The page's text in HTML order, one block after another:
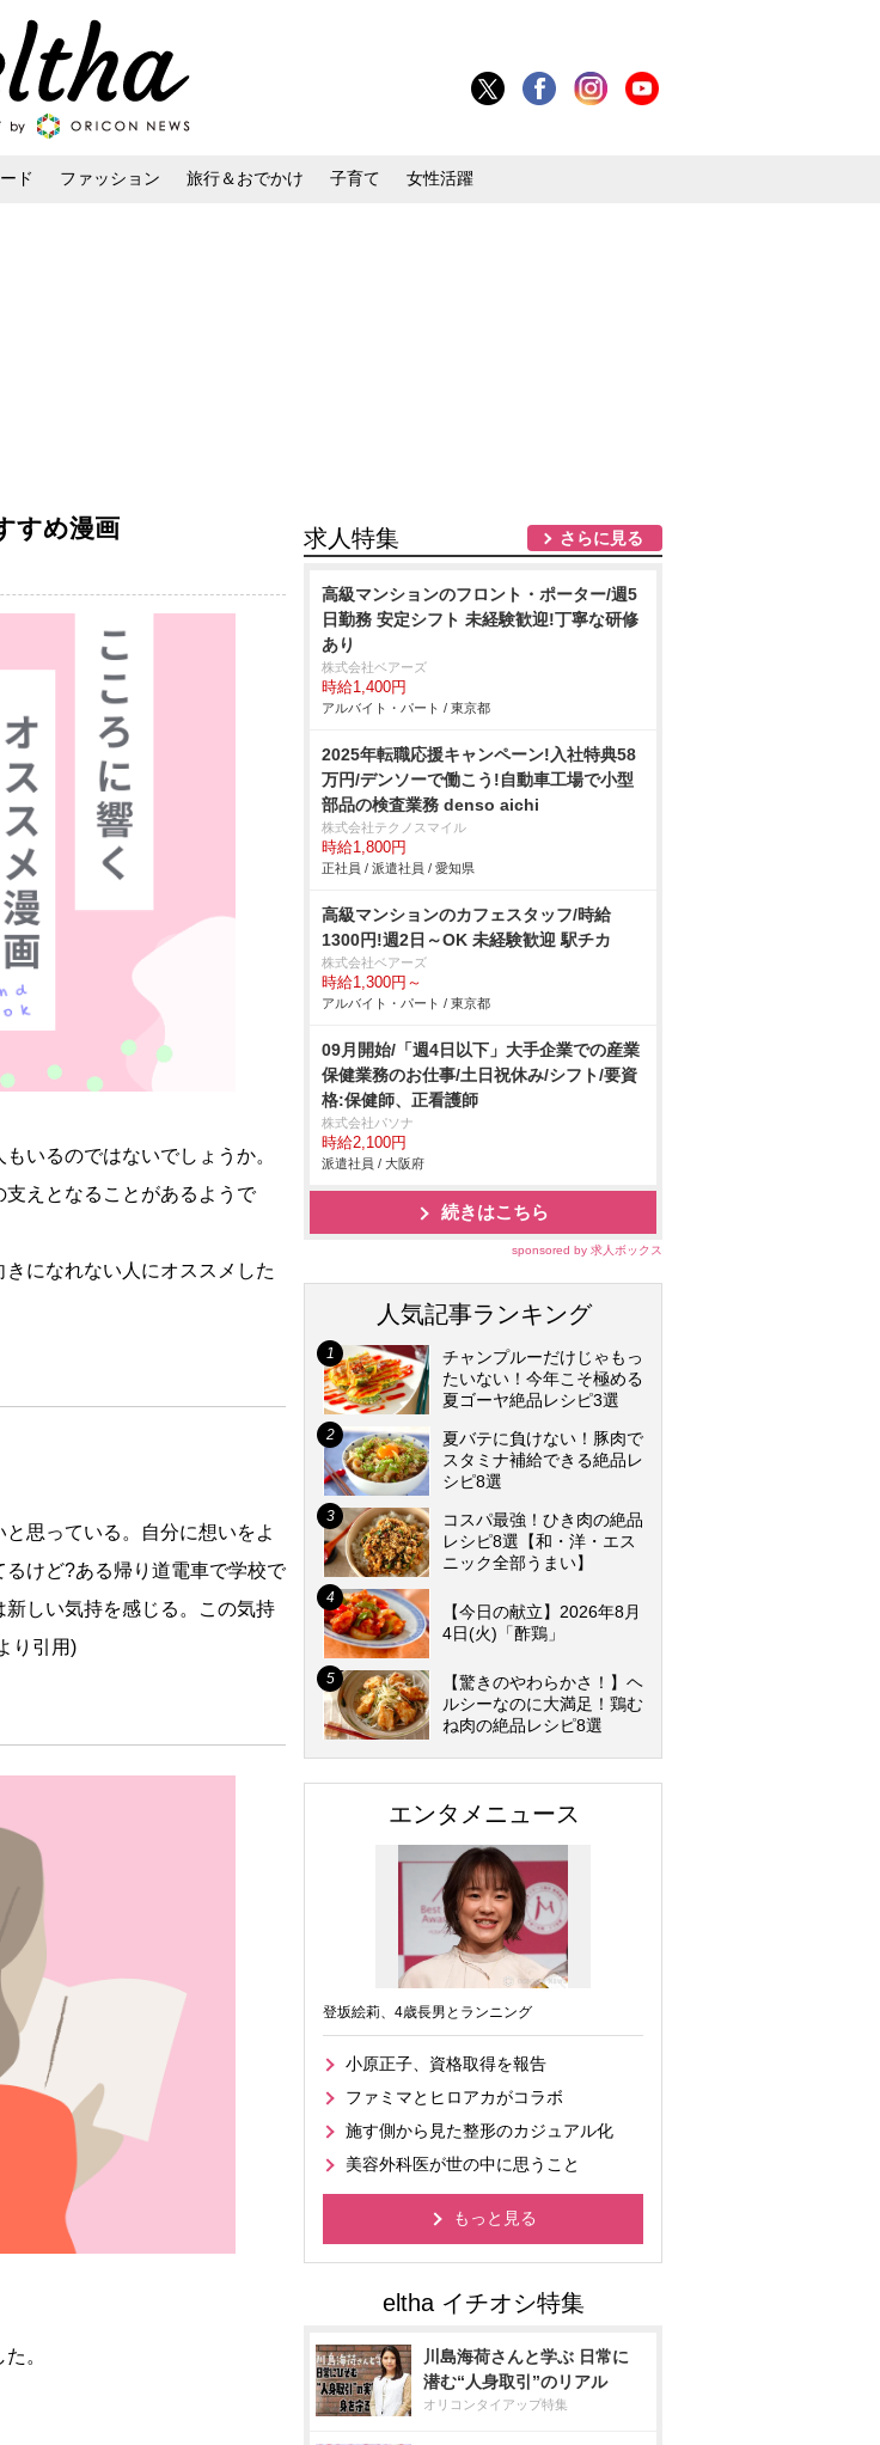
ド ファッション 旅行＆おでかけ 子育て 女性活躍
すめ漫画
いるのではないでしょうか。
えとなることがあるようで
になれない人にオススメした
思っている。自分に想いをよ
けど?ある帰り道電車で学校で
しい気持を感じる。この気持
り引用)
。
求人特集 さらに見る
高級マンションのフロント・ポーター/週5
日勤務 安定シフト 未経験歓迎!丁寧な研修
あり
株式会社ベアーズ
時給1,400円
アルバイト・パート / 東京都
2025年転職応援キャンペーン!入社特典58
万円/デンソーで働こう!自動車工場で小型
部品の検査業務 denso aichi
株式会社テクノスマイル
時給1,800円
正社員 / 派遣社員 / 愛知県
高級マンションのカフェスタッフ/時給
1300円!週2日～OK 未経験歓迎 駅チカ
株式会社ベアーズ
時給1,300円～
アルバイト・パート / 東京都
09月開始/「週4日以下」大手企業での産業
保健業務のお仕事/土日祝休み/シフト/要資
格:保健師、正看護師
株式会社パソナ
時給2,100円
派遣社員 / 大阪府
続きはこちら
sponsored by 求人ボックス
人気記事ランキング
チャンプルーだけじゃもっ
たいない！今年こそ極める
夏ゴーヤ絶品レシピ3選
夏バテに負けない！豚肉で
スタミナ補給できる絶品レ
シピ8選
コスパ最強！ひき肉の絶品
レシピ8選【和・洋・エス
ニック全部うまい】
【今日の献立】2026年8月
4日(火)「酢鶏」
【驚きのやわらかさ！】ヘ
ルシーなのに大満足！鶏む
ね肉の絶品レシピ8選
エンタメニュース
登坂絵莉、4歳長男とランニング
小原正子、資格取得を報告
ファミマとヒロアカがコラボ
施す側から見た整形のカジュアル化
美容外科医が世の中に思うこと
もっと見る
川島海荷さんと学ぶ 日常に
潜む“人身取引”のリアル
オリコンタイアップ特集